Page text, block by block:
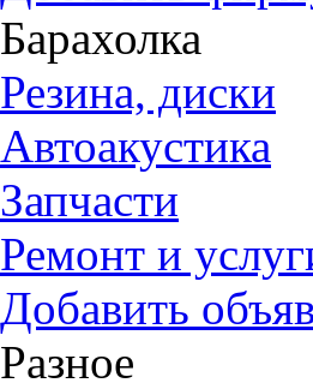
Барахолка
Резина, диски
Автоакустика
Запчасти
Ремонт и
Добавить
Разное